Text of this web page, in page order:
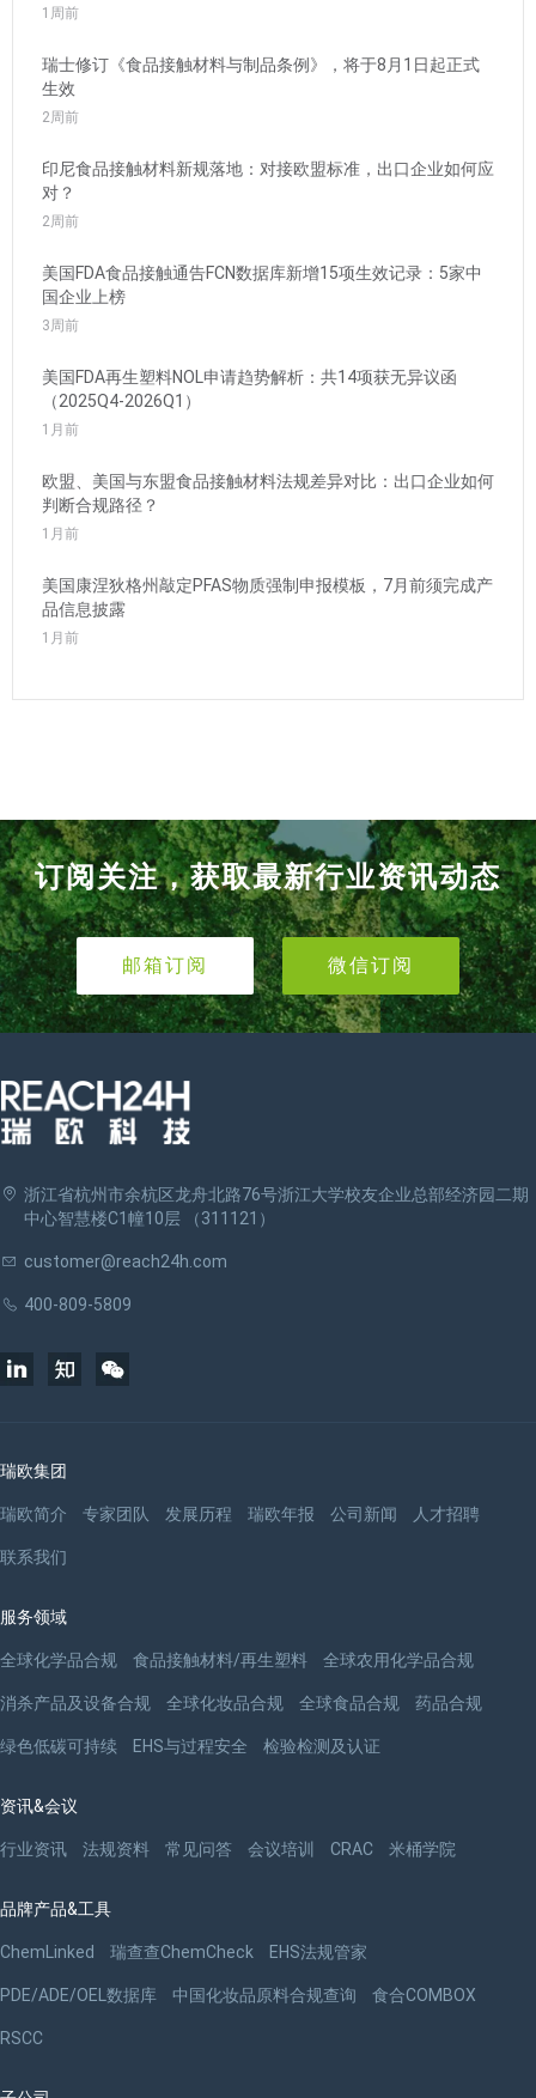
1周前
瑞士修订《食品接触材料与制品条例》，将于8月1日起正式
生效
2周前
印尼食品接触材料新规落地：对接欧盟标准，出口企业如何应
对？
2周前
美国FDA食品接触通告FCN数据库新增15项生效记录：5家中
国企业上榜
3周前
美国FDA再生塑料NOL申请趋势解析：共14项获无异议函
（2025Q4-2026Q1）
1月前
欧盟、美国与东盟食品接触材料法规差异对比：出口企业如何
判断合规路径？
1月前
美国康涅狄格州敲定PFAS物质强制申报模板，7月前须完成产
品信息披露
1月前
订阅关注，获取最新行业资讯动态
邮箱订阅 微信订阅
浙江省杭州市余杭区龙舟北路76号浙江大学校友企业总部经济园二期
中心智慧楼C1幢10层 （311121）
customer@reach24h.com
400-809-5809
瑞欧集团
瑞欧简介 专家团队 发展历程 瑞欧年报 公司新闻 人才招聘
联系我们
服务领域
全球化学品合规 食品接触材料/再生塑料 全球农用化学品合规
消杀产品及设备合规 全球化妆品合规 全球食品合规 药品合规
绿色低碳可持续 EHS与过程安全 检验检测及认证
资讯&会议
行业资讯 法规资料 常见问答 会议培训 CRAC 米桶学院
品牌产品&工具
ChemLinked 瑞查查ChemCheck EHS法规管家
PDE/ADE/OEL数据库 中国化妆品原料合规查询 食合COMBOX
RSCC